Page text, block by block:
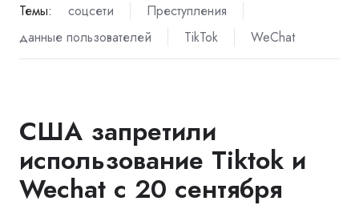
Темы: соцсети
Преступления
данные пользователей
TikTok WeChat
США запретили
использование Tiktok и
Wechat c 20 сентября